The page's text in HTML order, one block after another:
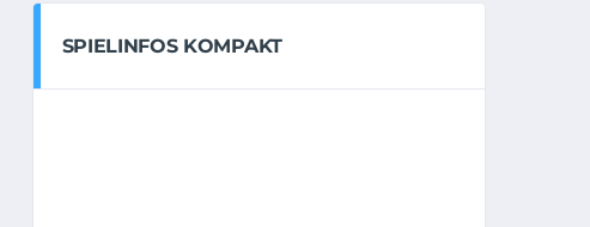
SPIELINFOS KOMPAKT